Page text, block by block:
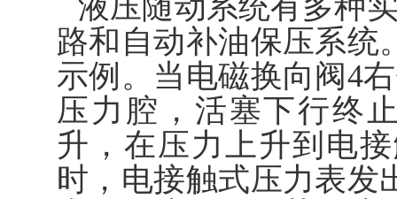
液压随动系统有多种
路和自动补油保压系统
示例。当电磁换向阀4
压力腔，活塞下行终
升，在压力上升到电
时，电接触式压力表发